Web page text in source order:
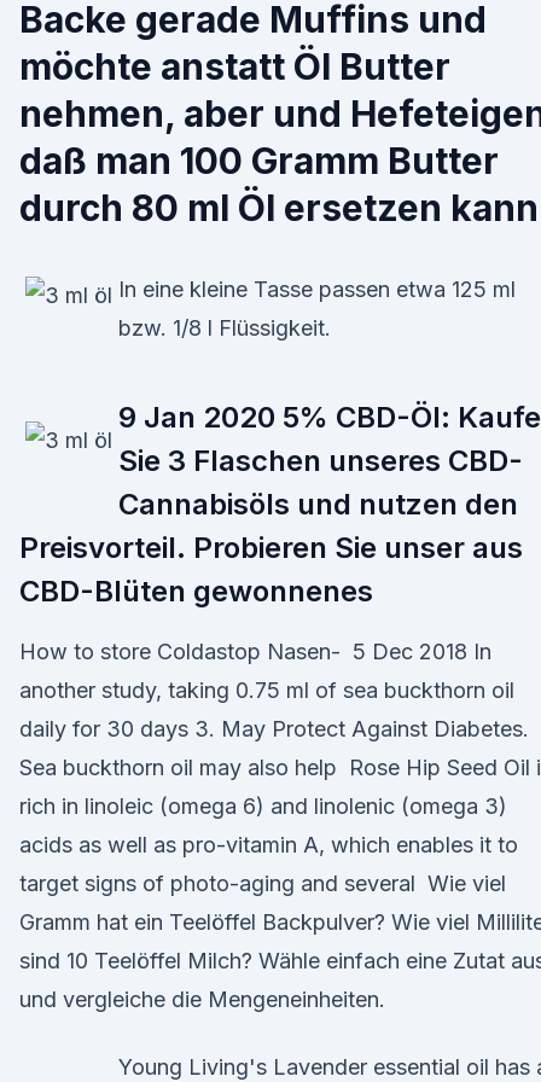
Backe gerade Muffins und
möchte anstatt Öl Butter
nehmen, aber und
daß man 100 Gramm Butter
durch 80 ml Öl ersetzen
In eine kleine Tasse passen etwa 125 ml
bzw. 1/8 l Flüssigkeit.
9 Jan 2020 5% CBD-Öl:
Sie 3 Flaschen unseres CBD-
Cannabisöls und nutzen den
Preisvorteil. Probieren Sie unser aus
CBD-Blüten gewonnenes
How to store Coldastop Nasen- 5 Dec 2018 In
another study, taking 0.75 ml of sea buckthorn oil
daily for 30 days 3. May Protect Against Diabetes.
Sea buckthorn oil may also help Rose Hip Seed Oil
rich in linoleic (omega 6) and linolenic (omega 3)
acids as well as pro-vitamin A, which enables it to
target signs of photo-aging and several Wie viel
Gramm hat ein Teelöffel Backpulver? Wie viel
sind 10 Teelöffel Milch? Wähle einfach eine Zutat
und vergleiche die Mengeneinheiten.
Young Living's Lavender essential oil has